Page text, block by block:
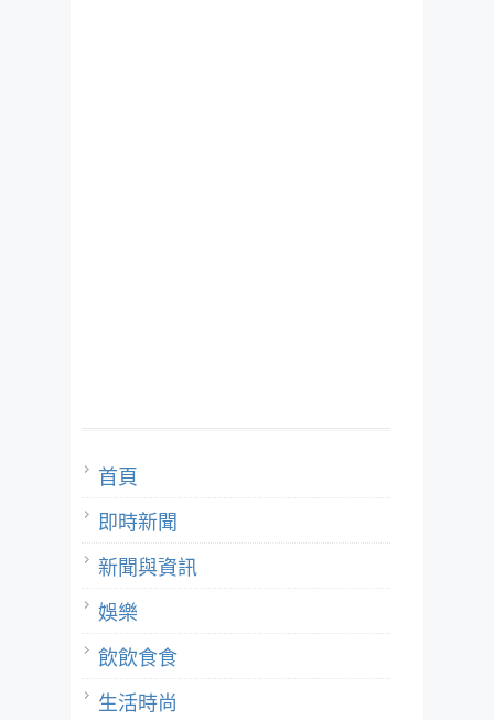
首頁
即時新聞
新聞與資訊
娛樂
飲飲食食
生活時尚